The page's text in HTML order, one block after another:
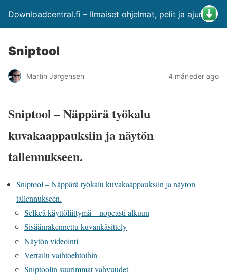
Downloadcentral.fi – Ilmaiset ohjelmat, pelit ja ajurit
Sniptool
Martin Jørgensen 4 måneder ago
Sniptool – Näppärä työkalu
kuvakaappauksiin ja näytön
tallennukseen.
Sniptool – Näppärä työkalu kuvakaappauksiin ja näytön
tallennukseen.
Selkeä käyttöliittymä – nopeasti alkuun
Sisäänrakennettu kuvankäsittely
Näytön videointi
Vertailu vaihtoehtoihin
Sniptoolin suurimmat vahvuudet